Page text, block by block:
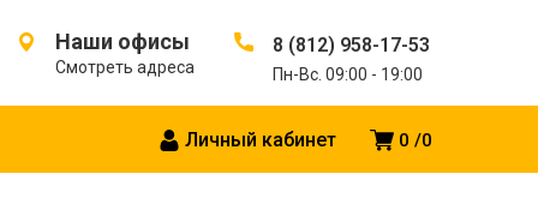
Наши офисы
Смотреть адреса
8 (812) 958-17-53
Пн-Вс. 09:00 - 19:00
0 0
Личный кабинет